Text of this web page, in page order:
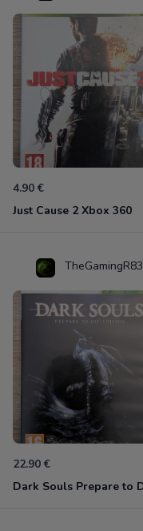
4.90 €
Just Cause 2 Xbox 360
TheGamingR83
22.90 €